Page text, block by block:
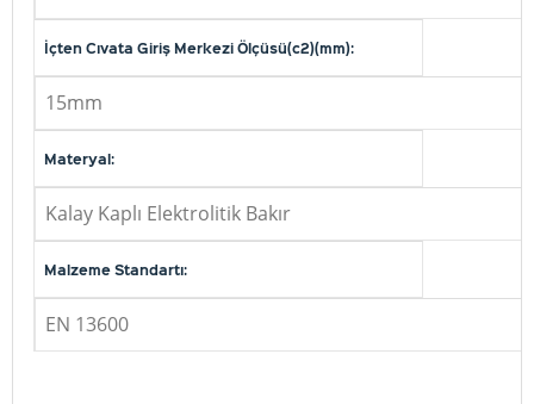
İçten Cıvata Giriş Merkezi Ölçüsü(c2)(mm):
15mm
Materyal:
Kalay Kaplı Elektrolitik Bakır
Malzeme Standartı:
EN 13600